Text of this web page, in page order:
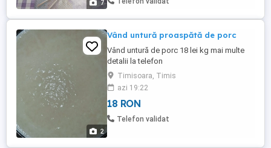
7
2
Vând untură proaspătă de porc
Vând untură de porc 18 lei kg mai multe
detalii la telefon
Timisoara, Timis
azi 19:22
18 RON
Telefon validat